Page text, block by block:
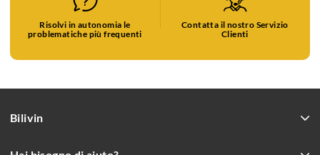
Risolvi in autonomia le
problematiche più frequenti
Contatta il nostro Servizio
Clienti
Bilivin